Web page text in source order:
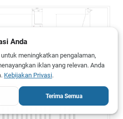
Anda
meningkatkan pengalaman,
iklan yang relevan. Anda
Kebijakan Privasi.
Terima Semua